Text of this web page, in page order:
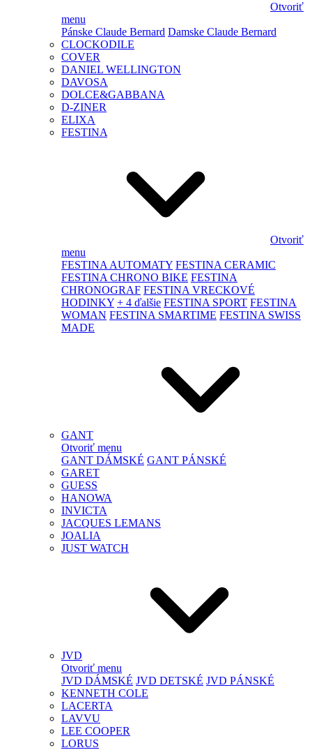
Otvoriť
menu
Pánske Claude Bernard Damske Claude Bernard
CLOCKODILE
COVER
DANIEL WELLINGTON
DAVOSA
DOLCE&GABBANA
D-ZINER
ELIXA
FESTINA
Otvoriť
menu
FESTINA AUTOMATY FESTINA CERAMIC
FESTINA CHRONO BIKE FESTINA
CHRONOGRAF FESTINA VRECKOVÉ
HODINKY + 4 ďalšie FESTINA SPORT FESTINA
WOMAN FESTINA SMARTIME FESTINA SWISS
MADE
GANT
Otvoriť menu
GANT DÁMSKÉ GANT PÁNSKÉ
GARET
GUESS
HANOWA
INVICTA
JACQUES LEMANS
JOALIA
JUST WATCH
JVD
Otvoriť menu
JVD DÁMSKÉ JVD DETSKÉ JVD PÁNSKÉ
KENNETH COLE
LACERTA
LAVVU
LEE COOPER
LORUS